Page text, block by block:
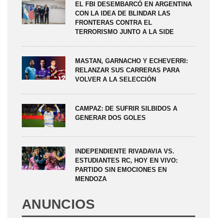
EL FBI DESEMBARCÓ EN ARGENTINA
CON LA IDEA DE BLINDAR LAS
FRONTERAS CONTRA EL
TERRORISMO JUNTO A LA SIDE
MASTAN, GARNACHO Y ECHEVERRI:
RELANZAR SUS CARRERAS PARA
VOLVER A LA SELECCIÓN
CAMPAZ: DE SUFRIR SILBIDOS A
GENERAR DOS GOLES
INDEPENDIENTE RIVADAVIA VS.
ESTUDIANTES RC, HOY EN VIVO:
PARTIDO SIN EMOCIONES EN
MENDOZA
ANUNCIOS